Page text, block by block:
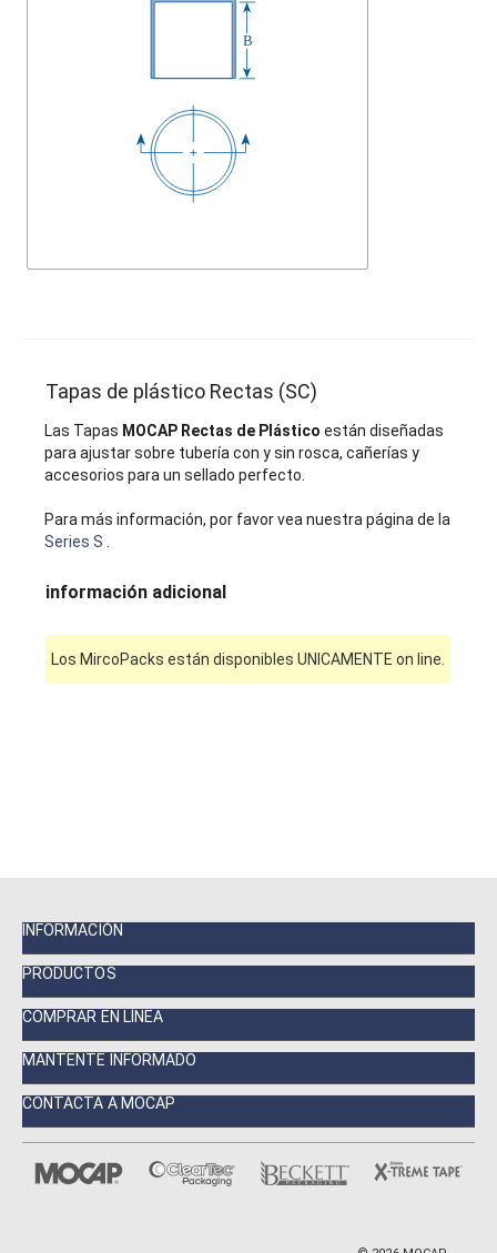
Tapas de plástico Rectas (SC)
Las Tapas MOCAP Rectas de Plástico están diseñadas
para ajustar sobre tubería con y sin rosca, cañerías y
accesorios para un sellado perfecto.
Para más información, por favor vea nuestra página de la
Series S
información adicional
Los MircoPacks están disponibles UNICAMENTE on line.
INFORMACIÓN
PRODUCTOS
COMPRAR EN LÍNEA
MANTENTE INFORMADO
CONTACTA A MOCAP